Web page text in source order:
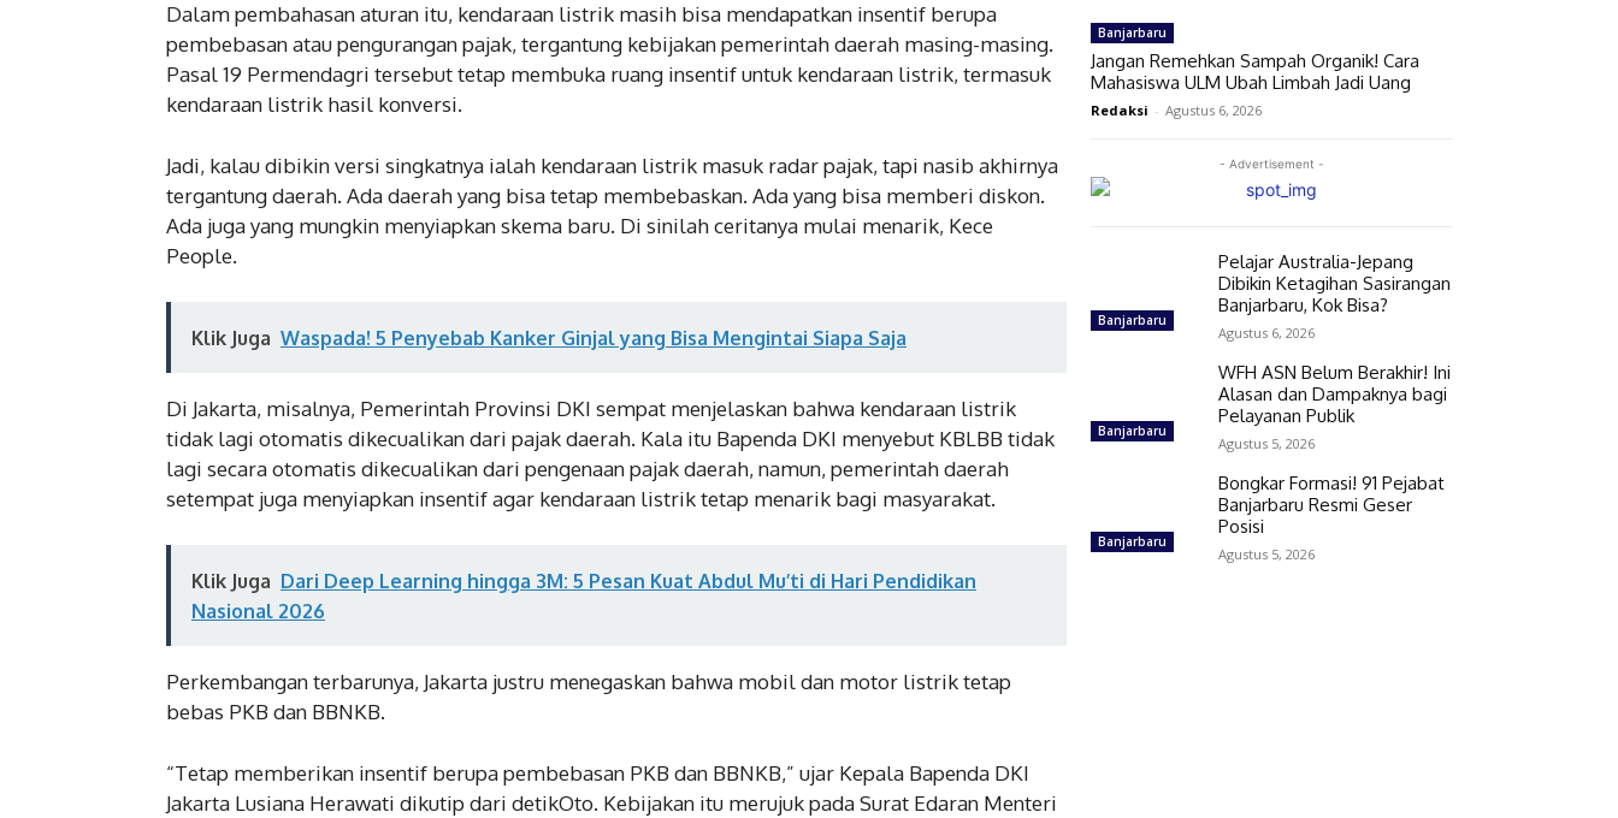
Dalam pembahasan aturan itu, kendaraan listrik masih bisa mendapatkan insentif berupa
pembebasan atau pengurangan pajak, tergantung kebijakan pemerintah daerah masing-masing.
Pasal 19 Permendagri tersebut tetap membuka ruang insentif untuk kendaraan listrik, termasuk
kendaraan listrik hasil konversi.
Jadi, kalau dibikin versi singkatnya ialah kendaraan listrik masuk radar pajak, tapi nasib akhirnya
tergantung daerah. Ada daerah yang bisa tetap membebaskan. Ada yang bisa memberi diskon.
Ada juga yang mungkin menyiapkan skema baru. Di sinilah ceritanya mulai menarik, Kece
People.
Klik Juga Waspada! 5 Penyebab Kanker Ginjal yang Bisa Mengintai Siapa Saja
Di Jakarta, misalnya, Pemerintah Provinsi DKI sempat menjelaskan bahwa kendaraan listrik
tidak lagi otomatis dikecualikan dari pajak daerah. Kala itu Bapenda DKI menyebut KBLBB tidak
lagi secara otomatis dikecualikan dari pengenaan pajak daerah, namun, pemerintah daerah
setempat juga menyiapkan insentif agar kendaraan listrik tetap menarik bagi masyarakat.
Klik Juga Dari Deep Learning hingga 3M: 5 Pesan Kuat Abdul Mu’ti di Hari Pendidikan
Nasional 2026
Perkembangan terbarunya, Jakarta justru menegaskan bahwa mobil dan motor listrik tetap
bebas PKB dan BBNKB.
“Tetap memberikan insentif berupa pembebasan PKB dan BBNKB,” ujar Kepala Bapenda DKI
Jakarta Lusiana Herawati dikutip dari detikOto. Kebijakan itu merujuk pada Surat Edaran Menteri
Banjarbaru
Jangan Remehkan Sampah Organik! Cara
Mahasiswa ULM Ubah Limbah Jadi Uang
Redaksi - Agustus 6, 2026
- Advertisement -
Banjarbaru
Pelajar Australia-Jepang
Dibikin Ketagihan Sasirangan
Banjarbaru, Kok Bisa?
Agustus 6, 2026
Banjarbaru
WFH ASN Belum Berakhir! Ini
Alasan dan Dampaknya bagi
Pelayanan Publik
Agustus 5, 2026
Banjarbaru
Bongkar Formasi! 91 Pejabat
Banjarbaru Resmi Geser
Posisi
Agustus 5, 2026